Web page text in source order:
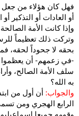
فهل كان هؤلاء من
أو العادات أو التذكير
وإذا كانت الأمة
وتركت ذلك تعظيماً
بحقه لا جحوداً لحقه،
-في زعمهم- أن يعظموا
سلف الأمة الصالح،
به الله؟
والجواب: أن أول من
الرابع الهجري ومن
وقومه جميعا